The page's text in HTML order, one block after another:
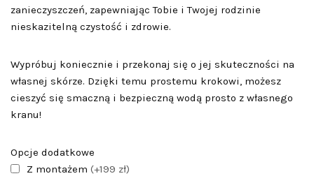
zanieczyszczeń, zapewniając Tobie i Twojej rodzinie
nieskazitelną czystość i zdrowie.
Wypróbuj koniecznie i przekonaj się o jej skuteczności na
własnej skórze. Dzięki temu prostemu krokowi, możesz
cieszyć się smaczną i bezpieczną wodą prosto z własnego
kranu!
Opcje dodatkowe
Z montażem (+199 zł)